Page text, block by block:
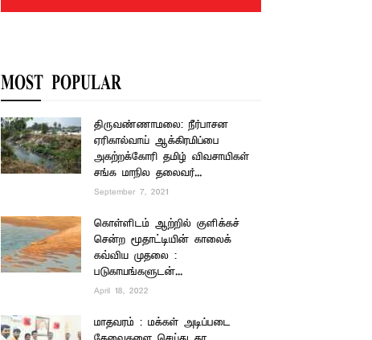
MOST POPULAR
திருவண்ணாமலை: நீர்பாசன
ஏரிகால்வாய் ஆக்கிரமிப்பை
அகற்றக்கோரி தமிழ் விவசாயிகள்
சங்க மாநில தலைவர்...
September 7, 2021
கொள்ளிடம் ஆற்றில் குளிக்கச்
சென்ற மூதாட்டியின் காலைக்
கவ்விய முதலை :
படுகாயங்களுடன்...
April 18, 2022
மாதவரம் : மக்கள் அடிப்படை